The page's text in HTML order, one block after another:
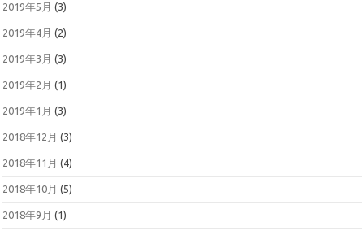
2019年5月 (3)
2019年4月 (2)
2019年3月 (3)
2019年2月 (1)
2019年1月 (3)
2018年12月 (3)
2018年11月 (4)
2018年10月 (5)
2018年9月 (1)